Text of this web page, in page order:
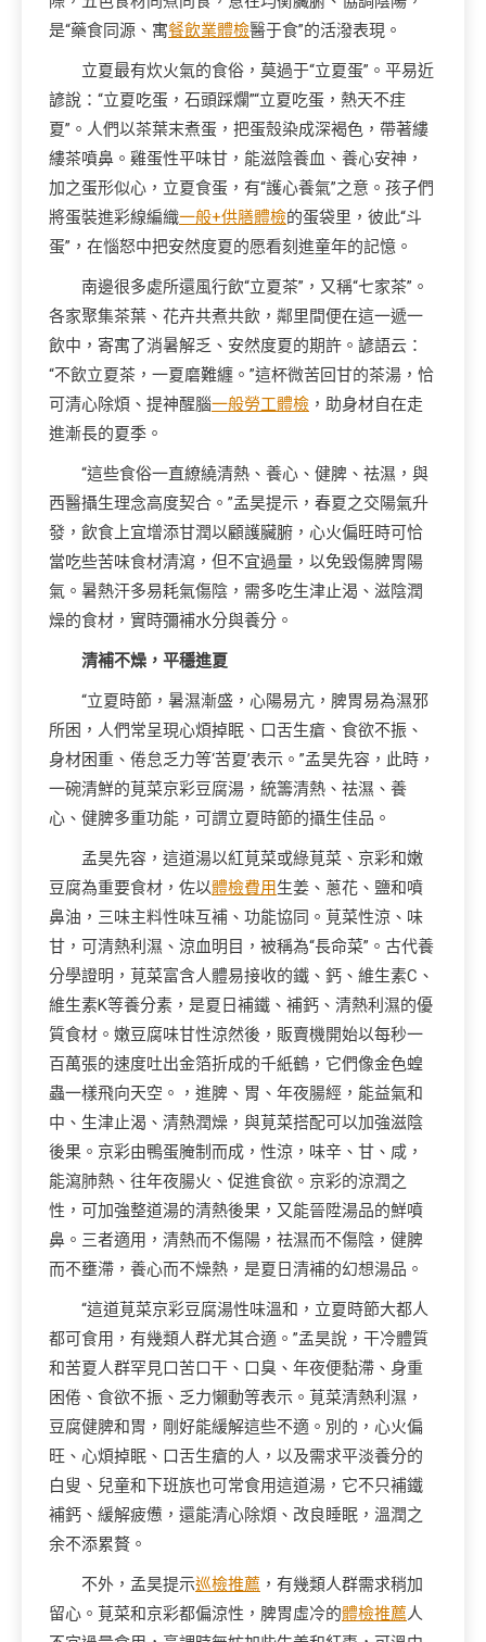
是“藥食同源、寓餐飲業體檢醫于食”的活潑表現。
立夏最有炊火氣的食俗，莫過于“立夏蛋”。平易近
諺說：“立夏吃蛋，石頭踩爛”“立夏吃蛋，熱天不疰
夏”。人們以茶葉末煮蛋，把蛋殼染成深褐色，帶著縷
縷茶噴鼻。雞蛋性平味甘，能滋陰養血、養心安神，
加之蛋形似心，立夏食蛋，有“護心養氣”之意。孩子們
將蛋裝進彩線編織一般+供膳體檢的蛋袋里，彼此“斗
蛋”，在惱怒中把安然度夏的愿看刻進童年的記憶。
南邊很多處所還風行飲“立夏茶”，又稱“七家茶”。
各家聚集茶葉、花卉共煮共飲，鄰里間便在這一遞一
飲中，寄寓了消暑解乏、安然度夏的期許。諺語云：
“不飲立夏茶，一夏磨難纏。”這杯微苦回甘的茶湯，恰
可清心除煩、提神醒腦一般勞工體檢 ，助身材自在走
進漸長的夏季。
“這些食俗一直繚繞清熱、養心、健脾、祛濕，與
西醫攝生理念高度契合。”孟昊提示，春夏之交陽氣升
發，飲食上宜增添甘潤以顧護臟腑，心火偏旺時可恰
當吃些苦味食材清瀉，但不宜過量，以免毀傷脾胃陽
氣。暑熱汗多易耗氣傷陰，需多吃生津止渴、滋陰潤
燥的食材，實時彌補水分與養分。
清補不燥，平穩進夏
“立夏時節，暑濕漸盛，心陽易亢，脾胃易為濕邪
所困，人們常呈現心煩掉眠、口舌生瘡、食欲不振、
身材困重、倦怠乏力等‘苦夏’表示。”孟昊先容，此時，
一碗清鮮的莧菜京彩豆腐湯，統籌清熱、祛濕、養
心、健脾多重功能，可謂立夏時節的攝生佳品。
孟昊先容，這道湯以紅莧菜或綠莧菜、京彩和嫩
豆腐為重要食材，佐以體檢費用生姜、蔥花、鹽和噴
鼻油，三味主料性味互補、功能協同。莧菜性涼、味
甘，可清熱利濕、涼血明目，被稱為“長命菜”。古代養
分學證明，莧菜富含人體易接收的鐵、鈣、維生素C、
維生素K等養分素，是夏日補鐵、補鈣、清熱利濕的優
質食材。嫩豆腐味甘性涼然後，販賣機開始以每秒一
百萬張的速度吐出金箔折成的千紙鶴，它們像金色蝗
蟲一樣飛向天空。，進脾、胃、年夜腸經，能益氣和
中、生津止渴、清熱潤燥，與莧菜搭配可以加強滋陰
後果。京彩由鴨蛋腌制而成，性涼，味辛、甘、咸，
能瀉肺熱、往年夜腸火、促進食欲。京彩的涼潤之
性，可加強整道湯的清熱後果，又能晉陞湯品的鮮噴
鼻。三者適用，清熱而不傷陽，祛濕而不傷陰，健脾
而不壅滯，養心而不燥熱，是夏日清補的幻想湯品。
“這道莧菜京彩豆腐湯性味溫和，立夏時節大都人
都可食用，有幾類人群尤其合適。”孟昊說，干冷體質
和苦夏人群罕見口苦口干、口臭、年夜便黏滯、身重
困倦、食欲不振、乏力懶動等表示。莧菜清熱利濕，
豆腐健脾和胃，剛好能緩解這些不適。別的，心火偏
旺、心煩掉眠、口舌生瘡的人，以及需求平淡養分的
白叟、兒童和下班族也可常食用這道湯，它不只補鐵
補鈣、緩解疲憊，還能清心除煩、改良睡眠，溫潤之
余不添累贅。
不外，孟昊提示巡檢推薦 ，有幾類人群需求稍加
留心。莧菜和京彩都偏涼性，脾胃虛冷的體檢推薦人